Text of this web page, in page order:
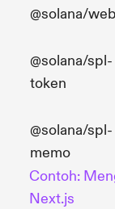
@solana/
@solana/spl-
token
@solana/spl-
memo
Contoh:
Next.js